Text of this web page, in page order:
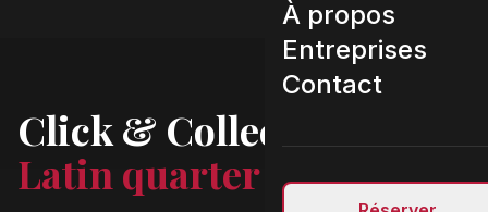
À propos
Entreprises
Contact
Click & Collect Pizza
Latin quarter